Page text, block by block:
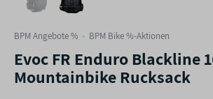
BPM Angebote % BPM Bike %-Aktionen
Evoc FR Enduro Blackline
Mountainbike Rucksack